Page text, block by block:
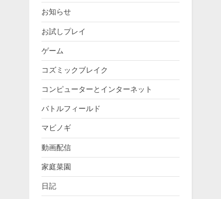
お知らせ
お試しプレイ
ゲーム
コズミックブレイク
コンピューターとインターネット
バトルフィールド
マビノギ
動画配信
家庭菜園
日記